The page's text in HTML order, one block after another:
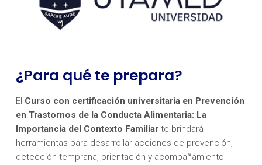
¿Para qué te prepara?
El Curso con certificación universitaria en Prevención
en Trastornos de la Conducta Alimentaria: La
Importancia del Contexto Familiarte brindará
herramientas para desarrollar acciones de prevención,
detección temprana, orientación y acompañamiento